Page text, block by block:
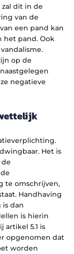
dit in de
van de
een pand kan
het pand. Ook
op de
negatieve
Het is
te omschrijven,
Handhaving
is dan
is hierin
artikel 5.1 is
opgenomen dat
worden